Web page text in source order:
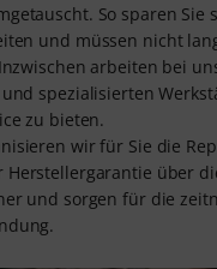
So sparen Sie
und müssen nicht
arbeiten bei
und spezialisierten
zu bieten.
wir für Sie die
Herstellergarantie über
und sorgen für die